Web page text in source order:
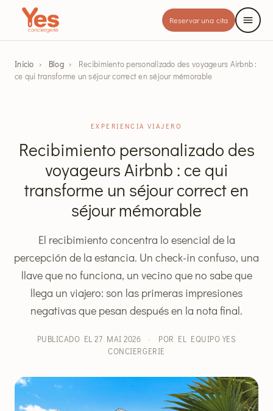
Reservar una cita
Inicio › Blog ›
Recibimiento personalizado des voyageurs Airbnb :
ce qui transforme un séjour correct en séjour mémorable
EXPERIENCIA VIAJERO
Recibimiento personalizado des
voyageurs Airbnb : ce qui
transforme un séjour correct en
séjour mémorable
El recibimiento concentra lo esencial de la
percepción de la estancia. Un check-in confuso, una
llave que no funciona, un vecino que no sabe que
llega un viajero: son las primeras impresiones
negativas que pesan después en la nota final.
PUBLICADO EL 27 MAI 2026 ·
POR EL EQUIPO YES
CONCIERGERIE